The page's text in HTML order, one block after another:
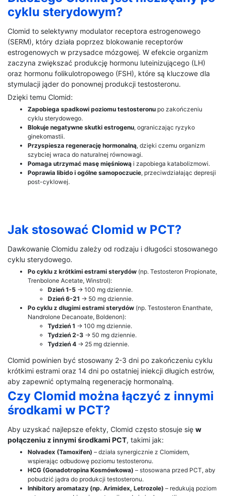
cyklu sterydowym?
Clomid to selektywny modulator receptora estrogenowego
(SERM), który działa poprzez blokowanie receptorów
estrogenowych w przysadce mózgowej. W efekcie organizm
zaczyna zwiększać produkcję hormonu luteinizującego (LH)
oraz hormonu folikulotropowego (FSH), które są kluczowe dla
stymulacji jąder do ponownej produkcji testosteronu.
Dzięki temu Clomid:
Zapobiega spadkowi poziomu testosteronu po zakończeniu
cyklu sterydowego.
Blokuje negatywne skutki estrogenu, ograniczając ryzyko
ginekomastii.
Przyspiesza regenerację hormonalną, dzięki czemu organizm
szybciej wraca do naturalnej równowagi.
Pomaga utrzymać masę mięśniową i zapobiega katabolizmowi.
Poprawia libido i ogólne samopoczucie, przeciwdziałając depresji
post-cyklowej.
Jak stosować Clomid w PCT?
Dawkowanie Clomidu zależy od rodzaju i długości stosowanego
cyklu sterydowego.
Po cyklu z krótkimi estrami sterydów (np. Testosteron Propionate,
Trenbolone Acetate, Winstrol):
Dzień 1-5 → 100 mg dziennie.
Dzień 6-21 → 50 mg dziennie.
Po cyklu z długimi estrami sterydów (np. Testosteron Enanthate,
Nandrolone Decanoate, Boldenon):
Tydzień 1 → 100 mg dziennie.
Tydzień 2-3 → 50 mg dziennie.
Tydzień 4 → 25 mg dziennie.
Clomid powinien być stosowany 2-3 dni po zakończeniu cyklu
krótkimi estrami oraz 14 dni po ostatniej iniekcji długich estrów,
aby zapewnić optymalną regenerację hormonalną.
Czy Clomid można łączyć z innymi
środkami w PCT?
Aby uzyskać najlepsze efekty, Clomid często stosuje się w
połączeniu z innymi środkami PCT, takimi jak:
Nolvadex (Tamoxifen) – działa synergicznie z Clomidem,
wspierając odbudowę poziomu testosteronu.
HCG (Gonadotropina Kosmówkowa) – stosowana przed PCT, aby
pobudzić jądra do produkcji testosteronu.
Inhibitory aromatazy (np. Arimidex, Letrozole) – redukują poziom